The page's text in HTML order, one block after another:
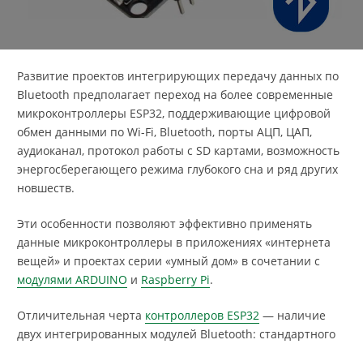
Развитие проектов интегрирующих передачу данных по
Bluetooth предполагает переход на более современные
микроконтроллеры ESP32, поддерживающие цифровой
обмен данными по Wi-Fi, Bluetooth, порты АЦП, ЦАП,
аудиоканал, протокол работы с SD картами, возможность
энергосберегающего режима глубокого сна и ряд других
новшеств.
Эти особенности позволяют эффективно применять
данные микроконтроллеры в приложениях «интернета
вещей» и проектах серии «умный дом» в сочетании с
модулями ARDUINO и Raspberry Pi.
Отличительная черта контроллеров ESP32 — наличие
двух интегрированных модулей Bluetooth: стандартного